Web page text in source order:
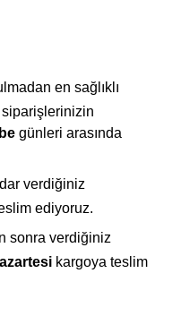
en sağlıklı
günleri arasında
verdiğiniz
ediyoruz.
sonra verdiğiniz
kargoya teslim